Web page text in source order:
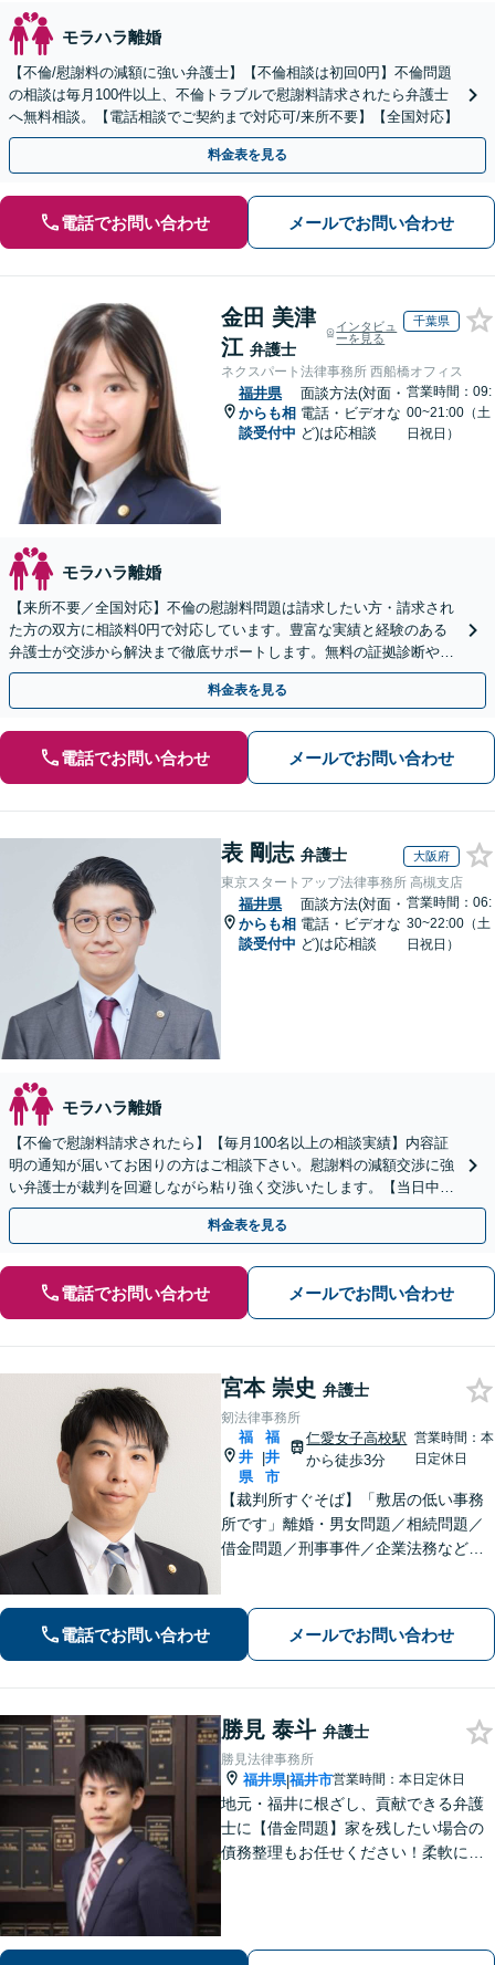
モラハラ離婚
【不倫/慰謝料の減額に強い弁護士】【不倫相談は初回0円】不倫問題
の相談は毎月100件以上、不倫トラブルで慰謝料請求されたら弁護士
へ無料相談。【電話相談でご契約まで対応可/来所不要】【全国対応】
料金表を見る
電話でお問い合わせ メールでお問い合わせ
金田 美津
江 弁護士
インタビュ
ーを見る
千葉県
ネクスパート法律事務所 西船橋オフィス
福井県
からも相
談受付中
面談方法(対面・
電話・ビデオな
ど)は応相談
営業時間：09:
00~21:00（土
日祝日）
モラハラ離婚
【来所不要／全国対応】不倫の慰謝料問題は請求したい方・請求され
た方の双方に相談料0円で対応しています。豊富な実績と経験のある
弁護士が交渉から解決まで徹底サポートします。無料の証拠診断や着
手金の返還保証もありますので安心してご相談ください。
料金表を見る
電話でお問い合わせ メールでお問い合わせ
表 剛志 弁護士 大阪府
東京スタートアップ法律事務所 高槻支店
福井県
からも相
談受付中
面談方法(対面・
電話・ビデオな
ど)は応相談
営業時間：06:
30~22:00（土
日祝日）
モラハラ離婚
【不倫で慰謝料請求されたら】【毎月100名以上の相談実績】内容証
明の通知が届いてお困りの方はご相談下さい。慰謝料の減額交渉に強
い弁護士が裁判を回避しながら粘り強く交渉いたします。【当日中の
相談可(予約制)】【全国対応】
料金表を見る
電話でお問い合わせ メールでお問い合わせ
宮本 崇史 弁護士
剱法律事務所
福
井
県
|
福
井
市
仁愛女子高校駅
から徒歩3分
営業時間：本
日定休日
【裁判所すぐそば】「敷居の低い事務
所です」離婚・男女問題／相続問題／
借金問題／刑事事件／企業法務など、
るよう尽力いたします【法テラス利用
可】【完全個室】【夜間・休日面談】
電話でお問い合わせ メールでお問い合わせ
勝見 泰斗 弁護士
勝見法律事務所
福井県|福井市営業時間：本日定休日
地元・福井に根ざし、貢献できる弁護
士に【借金問題】家を残したい場合の
債務整理もお任せください！柔軟に対
続・相続放棄ご相談ください